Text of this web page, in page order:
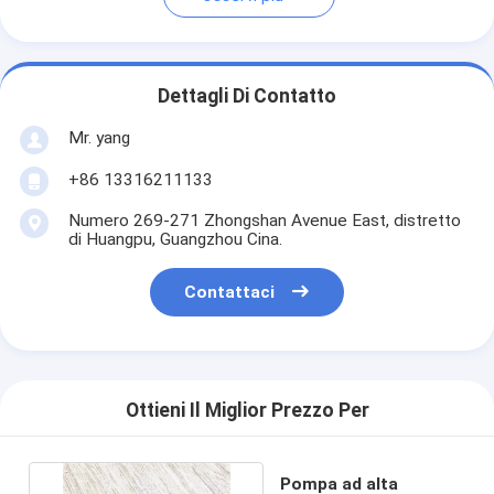
Dettagli Di Contatto
Mr. yang
+86 13316211133
Numero 269-271 Zhongshan Avenue East, distretto
di Huangpu, Guangzhou Cina.
Contattaci
Ottieni Il Miglior Prezzo Per
Pompa ad alta